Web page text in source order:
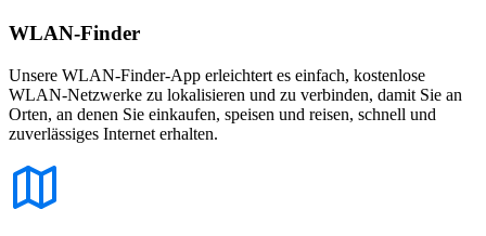
WLAN-Finder
Unsere WLAN-Finder-App erleichtert es einfach, kostenlose
WLAN-Netzwerke zu lokalisieren und zu verbinden, damit Sie an
Orten, an denen Sie einkaufen, speisen und reisen, schnell und
zuverlässiges Internet erhalten.